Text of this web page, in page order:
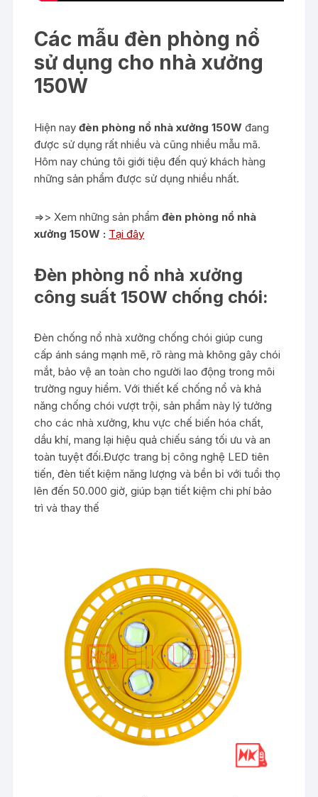
Các mẫu đèn phòng nổ
sử dụng cho nhà xưởng
150W
Hiện nayđèn phòng nổ nhà xưởng 150W đang
được sử dụng rất nhiều và cũng nhiều mẫu mã.
Hôm nay chúng tôi giới tiệu đến quý khách hàng
những sản phẩm được sử dụng nhiều nhất.
=>> Xem những sản phẩmđèn phòng nổ nhà
xưởng 150W : Tại đây
Đèn phòng nổ nhà xưởng
công suất 150W chống chói:
Đèn chống nổ nhà xưởng chống chói giúp cung
cấp ánh sáng mạnh mẽ, rõ ràng mà không gây chói
mắt, bảo vệ an toàn cho người lao động trong môi
trường nguy hiểm. Với thiết kế chống nổ và khả
năng chống chói vượt trội, sản phẩm này lý tưởng
cho các nhà xưởng, khu vực chế biến hóa chất,
dầu khí, mang lại hiệu quả chiếu sáng tối ưu và an
toàn tuyệt đối.Được trang bị công nghệ LED tiên
tiến, đèn tiết kiệm năng lượng và bền bỉ với tuổi thọ
lên đến 50.000 giờ, giúp bạn tiết kiệm chi phí bảo
trì và thay thế